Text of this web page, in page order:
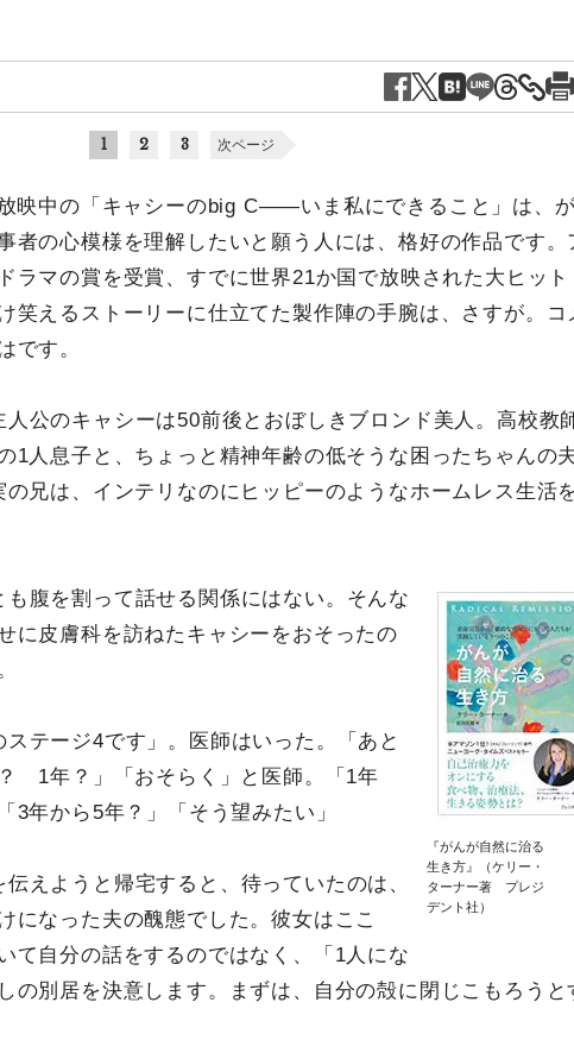
1 2 3 次ページ
映中の「キャシーのbig C――いま私にできること」は、
者の心模様を理解したいと願う人には、格好の作品です。
ラマの賞を受賞、すでに世界21か国で放映された大ヒット
笑えるストーリーに仕立てた製作陣の手腕は、さすが。コ
です。
公のキャシーは50前後とおぼしきブロンド美人。高校教
1人息子と、ちょっと精神年齢の低そうな困ったちゃんの
兄は、インテリなのにヒッピーのようなホームレス生活
『がんが自然に治る
生き方』（ケリー・
ターナー著 プレジ
デント社）
腹を割って話せる関係にはない。そんな
に皮膚科を訪ねたキャシーをおそったの
ステージ4です」。医師はいった。「あと
1年？」「おそらく」と医師。「1年
3年から5年？」「そう望みたい」
えようと帰宅すると、待っていたのは、
になった夫の醜態でした。彼女はここ
て自分の話をするのではなく、「1人にな
の別居を決意します。まずは、自分の殻に閉じこもろうと